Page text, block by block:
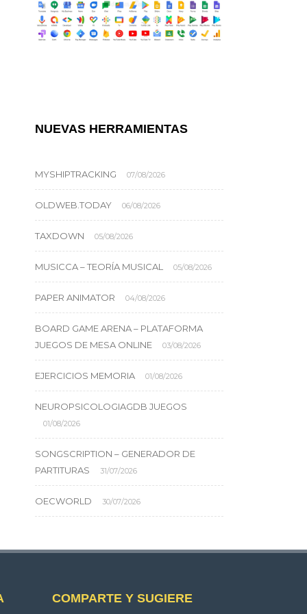
NUEVAS HERRAMIENTAS
MYSHIPTRACKING 07/08/2026
OLDWEB.TODAY 06/08/2026
TAXDOWN 05/08/2026
MUSICCA – TEORÍA MUSICAL 05/08/2026
PAPER ANIMATOR 04/08/2026
BOARD GAME ARENA – PLATAFORMA
JUEGOS DE MESA ONLINE
03/08/2026
EJERCICIOS MEMORIA 01/08/2026
NEUROPSICOLOGIAGDB JUEGOS
01/08/2026
SONGSCRIPTION – GENERADOR DE
PARTITURAS
31/07/2026
OECWORLD 30/07/2026
COMPARTE Y SUGIERE